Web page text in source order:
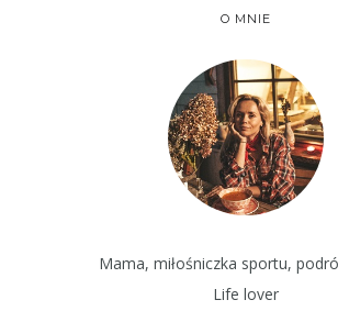
O MNIE
Mama, miłośniczka sportu,
Life lover